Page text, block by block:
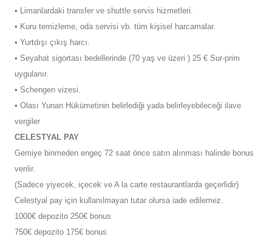
• Limanlardaki transfer ve shuttle servis hizmetleri.
• Kuru temizleme, oda servisi vb. tüm kişisel harcamalar.
• Yurtdışı çıkış harcı.
• Seyahat sigortası bedellerinde (70 yaş ve üzeri ) 25 € Sur-prim
uygulanır.
• Schengen vizesi.
• Olası Yunan Hükümetinin belirlediği yada belirleyebileceği ilave
vergiler
CELESTYAL PAY
Gemiye binmeden engeç 72 saat önce satın alınması halinde bonus
verilir.
(Sadece yiyecek, içecek ve A la carte restaurantlarda geçerlidir)
Celestyal pay için kullanılmayan tutar olursa iade edilemez.
1000€ depozito 250€ bonus
750€ depozito 175€ bonus